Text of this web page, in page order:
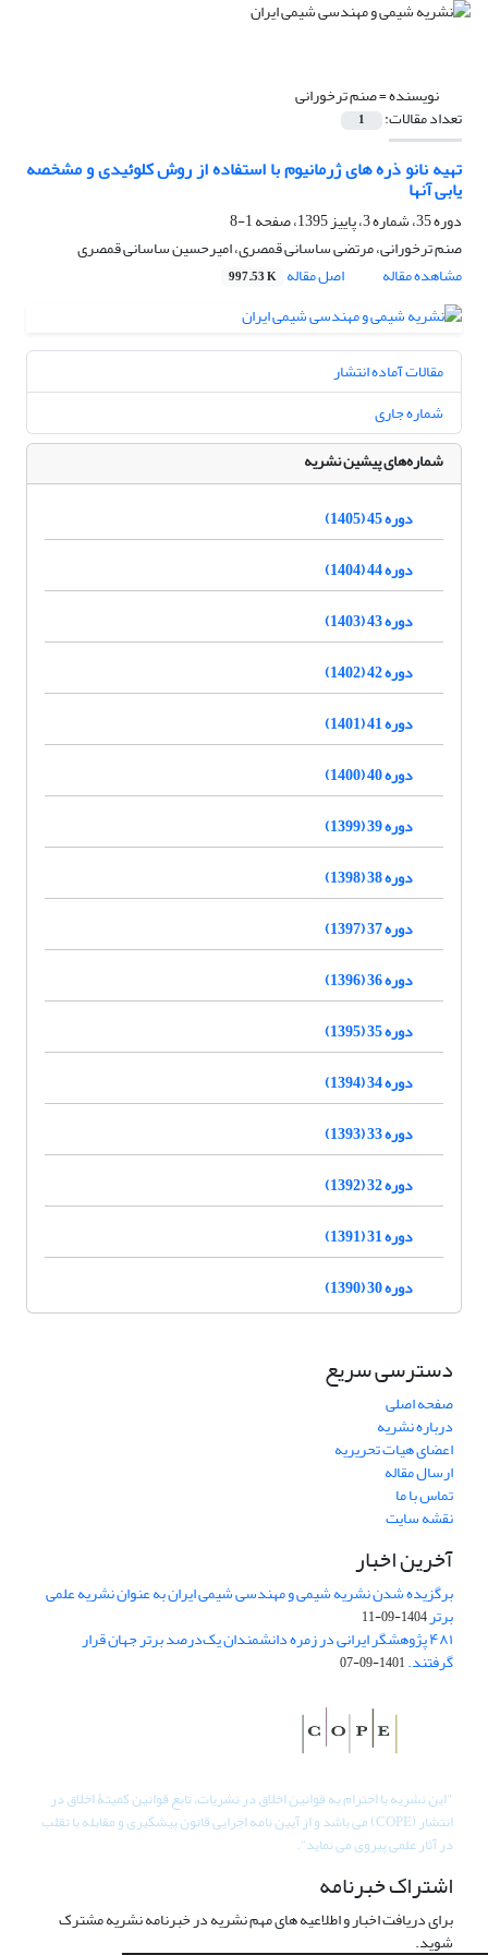
نویسنده =صنم ترخورانی
تعداد مقالات: 1
تهیه نانو ذره های ژرمانیوم با استفاده از روش کلوئیدی و مشخصه
یابی آنها
دوره 35، شماره 3، پاییز 1395، صفحه
1-8
صنم ترخورانی، مرتضی ساسانی قمصری، امیرحسین ساسانی قمصری
مشاهده مقاله
اصل مقاله 997.53 K
مقالات آماده انتشار
شماره جاری
شماره‌های پیشین نشریه
دوره 45 (1405)
دوره 44 (1404)
دوره 43 (1403)
دوره 42 (1402)
دوره 41 (1401)
دوره 40 (1400)
دوره 39 (1399)
دوره 38 (1398)
دوره 37 (1397)
دوره 36 (1396)
دوره 35 (1395)
دوره 34 (1394)
دوره 33 (1393)
دوره 32 (1392)
دوره 31 (1391)
دوره 30 (1390)
دسترسی سریع
صفحه اصلی
درباره نشریه
اعضای هیات تحریریه
ارسال مقاله
تماس با ما
نقشه سایت
آخرین اخبار
برگزیده شدن نشریه شیمی و مهندسی شیمی ایران به عنوان نشریه علمی
برتر1404-09-11
۴۸۱ پژوهشگر ایرانی در زمره دانشمندان یک‌درصد برتر جهان قرار
گرفتند.1401-09-07
"این نشریه با احترام به قوانین اخلاق در نشریات، تابع قوانین کمیتۀ اخلاق در
انتشار (COPE) می باشد و از آیین نامه اجرایی قانون پیشگیری و مقابله با تقلب
در آثار علمی پیروی می نماید".
اشتراک خبرنامه
برای دریافت اخبار و اطلاعیه های مهم نشریه در خبرنامه نشریه مشترک
شوید.